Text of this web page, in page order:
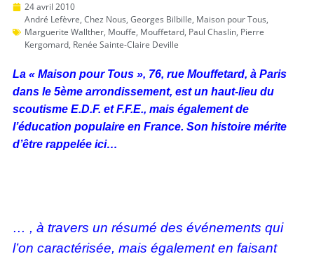
24 avril 2010
André Lefèvre, Chez Nous, Georges Bilbille, Maison pour Tous,
Marguerite Wallther, Mouffe, Mouffetard, Paul Chaslin, Pierre
Kergomard, Renée Sainte-Claire Deville
La « Maison pour Tous », 76, rue Mouffetard, à Paris
dans le 5ème arrondissement, est un haut-lieu du
scoutisme E.D.F. et F.F.E., mais également de
l’éducation populaire en France. Son histoire mérite
d’être rappelée ici…
… , à travers un résumé des événements qui
l’on caractérisée, mais également en faisant